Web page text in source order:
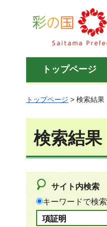
彩の国 埼玉県
トップページ
トップページ > 検索結果
検索結果
サイト内検索
キーワードで検索